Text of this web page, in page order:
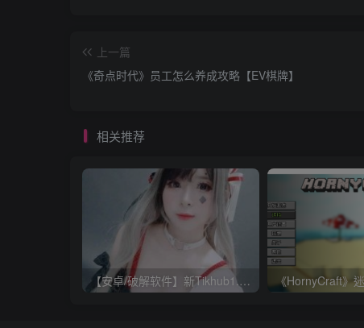
上一篇
《奇点时代》员工怎么养成攻略【EV棋牌】
相关推荐
【安卓/破解软件】新Tikhub1.13 解锁付费限制，超级会员破解版【EV棋牌】